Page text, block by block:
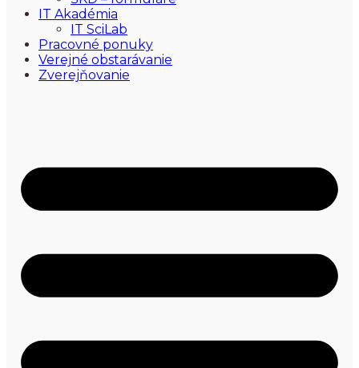
IT Akadémia
IT SciLab
Pracovné ponuky
Verejné obstarávanie
Zverejňovanie